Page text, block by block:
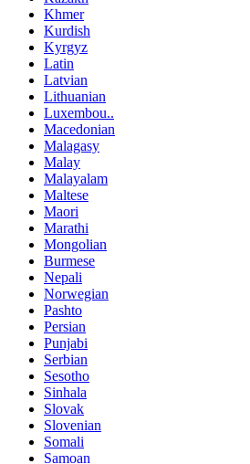
Khmer
Kurdish
Kyrgyz
Latin
Latvian
Lithuanian
Luxembou..
Macedonian
Malagasy
Malay
Malayalam
Maltese
Maori
Marathi
Mongolian
Burmese
Nepali
Norwegian
Pashto
Persian
Punjabi
Serbian
Sesotho
Sinhala
Slovak
Slovenian
Somali
Samoan